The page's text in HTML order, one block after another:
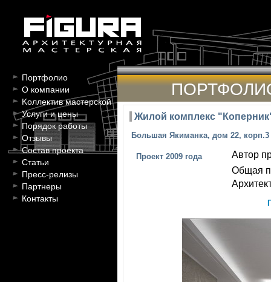
Портфолио
О компании
Kоллектив мастерской
Услуги и цены
Порядок работы
Отзывы
Состав проекта
Статьи
Пресс-релизы
Партнеры
Контакты
Жилой комплекс
Большая Якиманка, дом 22, корп.3
Проект 2009 года
Автор
Общая